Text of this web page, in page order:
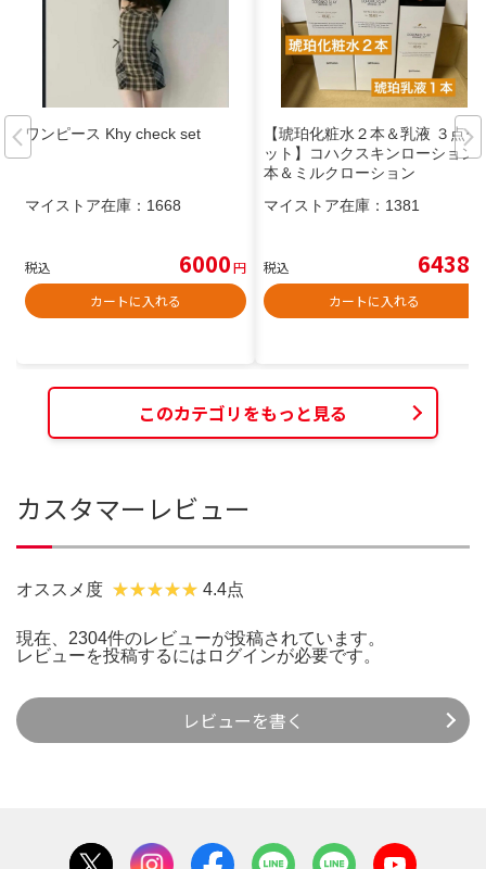
ワンピース Khy check set
マイストア在庫： 1668
税込 6000円
カートに入れる
【琥珀化粧水２本＆乳液 ３点セ
ット】コハクスキンローション2
本＆ミルクローション
マイストア在庫： 1381
税込 6438
カートに入れる
このカテゴリをもっと見る
カスタマーレビュー
オススメ度 4.4点
現在、2304件のレビューが投稿されています。
レビューを投稿するには ログインが必要です。
レビューを書く